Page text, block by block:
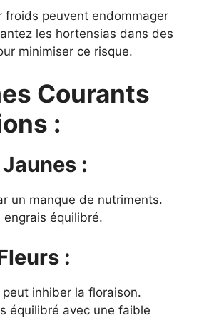
froids peuvent endommager
les hortensias dans des
minimiser ce risque.
Courants
:
:
un manque de nutriments.
engrais équilibré.
:
peut inhiber la floraison.
équilibré avec une faible